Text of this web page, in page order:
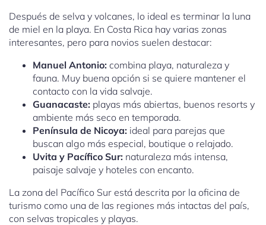
Después de selva y volcanes, lo ideal es terminar la luna
de miel en la playa. En Costa Rica hay varias zonas
interesantes, pero para novios suelen destacar:
Manuel Antonio: combina playa, naturaleza y
fauna. Muy buena opción si se quiere mantener el
contacto con la vida salvaje.
Guanacaste: playas más abiertas, buenos resorts y
ambiente más seco en temporada.
Península de Nicoya: ideal para parejas que
buscan algo más especial, boutique o relajado.
Uvita y Pacífico Sur: naturaleza más intensa,
paisaje salvaje y hoteles con encanto.
La zona del Pacífico Sur está descrita por la oficina de
turismo como una de las regiones más intactas del país,
con selvas tropicales y playas.